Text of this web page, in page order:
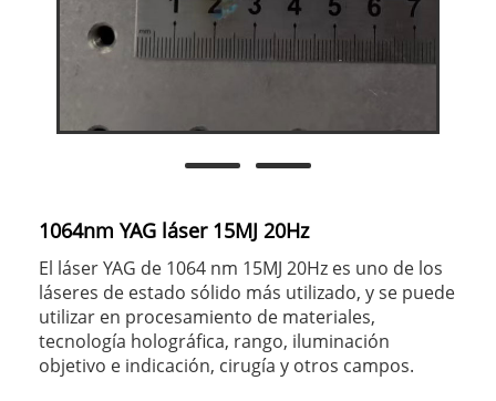
1064nm YAG láser 15MJ 20Hz
El láser YAG de 1064 nm 15MJ 20Hz es uno de los
láseres de estado sólido más utilizado, y se puede
utilizar en procesamiento de materiales,
tecnología holográfica, rango, iluminación
objetivo e indicación, cirugía y otros campos.